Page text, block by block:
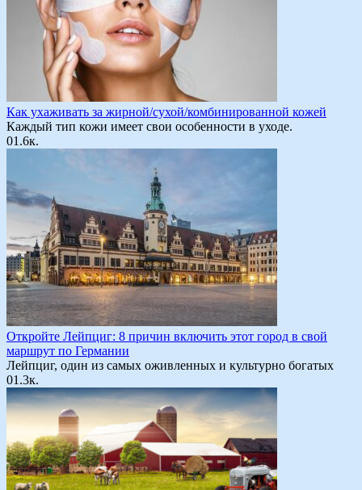
Как ухаживать за жирной/сухой/комбинированной кожей
Каждый тип кожи имеет свои особенности в уходе.
01.6к.
Откройте Лейпциг: 8 причин включить этот город в свой
маршрут по Германии
Лейпциг, один из самых оживленных и культурно богатых
01.3к.